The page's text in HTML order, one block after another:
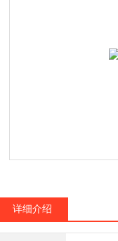
详细介绍